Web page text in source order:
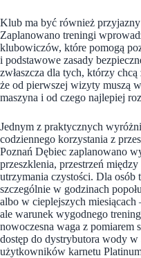
Klub ma być również
Zaplanowano treningi
klubowiczów, które pomogą
i podstawowe zasady
zwłaszcza dla tych, którzy chcą
że od pierwszej wizyty muszą
maszyna i od czego najlepiej
Jednym z praktycznych
codziennego korzystania z
Poznań Dębiec zaplanowano
przeszklenia, przestrzeń
utrzymania czystości. Dla osób
szczególnie w godzinach
albo w cieplejszych miesiącach
ale warunek wygodnego
nowoczesna waga z pomiarem
dostęp do dystrybutora wody w
użytkowników karnetu